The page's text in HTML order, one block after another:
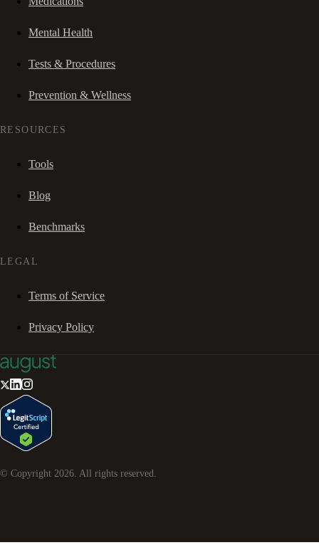
Mental Health
Tests & Procedures
Prevention & Wellness
RESOURCES
Tools
Blog
Benchmarks
LEGAL
Terms of Service
Privacy Policy
© Copyright 2026 . All rights reserved.